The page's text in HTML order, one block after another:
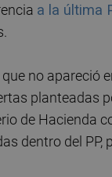
a la última
no apareció
planteadas
de Hacienda
dentro del PP,